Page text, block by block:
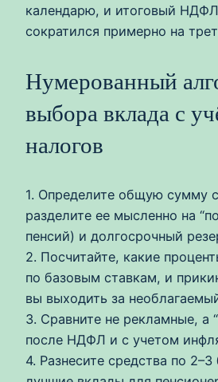
календарю, и итоговый
сократился примерно на
Нумерованный
выбора вклада с
налогов
1. Определите общую сумму
разделите ее мысленно на
пенсий) и долгосрочный
2. Посчитайте, какие
по базовым ставкам, и
вы выходить за
3. Сравните не рекламные, а
после НДФЛ и с учетом
4. Разнесите средства по